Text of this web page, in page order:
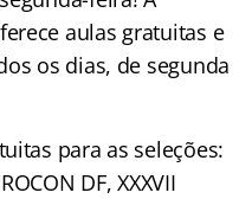
aulas gratuitas e
os dias, de segunda
para as seleções:
DF, XXXVII